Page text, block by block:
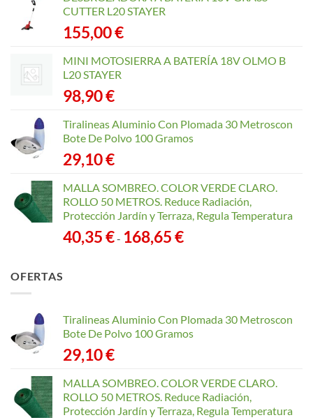
CUTTER L20 STAYER
155,00€
MINI MOTOSIERRA A BATERÍA 18V OLMO B
L20 STAYER
98,90€
Tiralineas Aluminio Con Plomada 30 Metroscon
Bote De Polvo 100 Gramos
29,10€
MALLA SOMBREO. COLOR VERDE CLARO.
ROLLO 50 METROS. Reduce Radiación,
Protección Jardín y Terraza, Regula Temperatura
40,35€- 168,65€Rango
168,65 €
OFERTAS
Tiralineas Aluminio Con Plomada 30 Metroscon
Bote De Polvo 100 Gramos
29,10€
MALLA SOMBREO. COLOR VERDE CLARO.
ROLLO 50 METROS. Reduce Radiación,
Protección Jardín y Terraza, Regula Temperatura